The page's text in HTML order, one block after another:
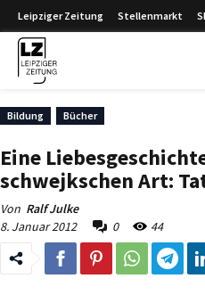
Leipziger Zeitung Stellenmarkt
Bildung Bücher
Eine
schwejkschen Art:
Von Ralf Julke
8. Januar 2012
0 44